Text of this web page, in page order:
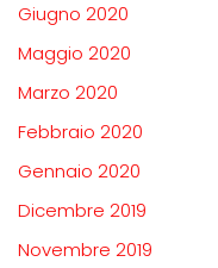
Giugno 2020
Maggio 2020
Marzo 2020
Febbraio 2020
Gennaio 2020
Dicembre 2019
Novembre 2019